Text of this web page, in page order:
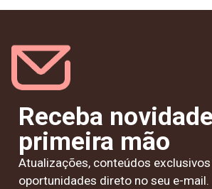
Receba
primeira mão
Atualizações, conteúdos
oportunidades direto no seu e-mail.